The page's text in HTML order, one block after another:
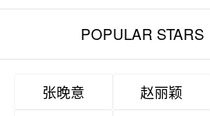
POPULAR STARS
张晚意 赵丽颖